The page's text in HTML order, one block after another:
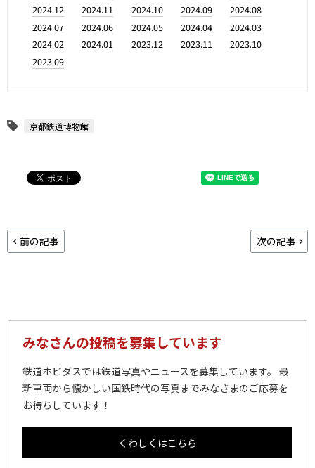
2024.12
2024.11 2024.10 2024.09
2024.08
2024.07
2024.06 2024.05 2024.04
2024.03
2024.02
2024.01 2023.12 2023.11
2023.10
2023.09
京都鉄道博物館
前の記事 次の記事
みなさんの投稿を募集しています
鉄道ホビダスでは鉄道写真やニュースを募集しています。 最
新車両から懐かしい国鉄時代の写真までみなさまのご応募を
お待ちしています！
くわしくはこちら